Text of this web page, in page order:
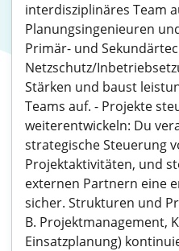
interdisziplinäres Team
Planungsingenieuren
Primär- und
Netzschutz/
Stärken und baust
Teams auf. - Projekte
weiterentwickeln: Du
strategische Steuerung
Projektaktivitäten, und
externen Partnern eine
sicher. Strukturen und
B. Projektmanagement,
Einsatzplanung)